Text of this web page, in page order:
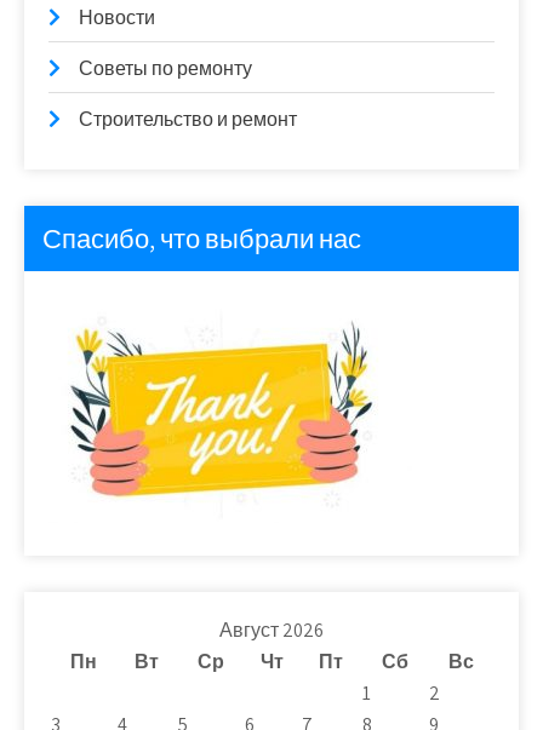
Новости
Советы по ремонту
Строительство и ремонт
Спасибо, что выбрали нас
Август 2026
Пн
Вт Ср Чт Пт Сб
Вс
1
2
3
4 5 6 7 8 9